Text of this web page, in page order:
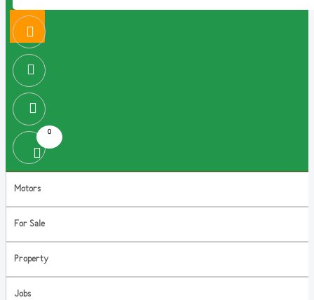
0
Motors
For Sale
Property
Jobs